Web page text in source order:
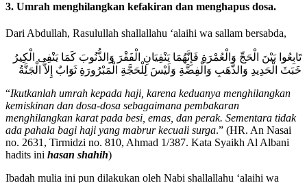
3. Umrah menghilangkan kefakiran dan menghapus dosa.
Dari Abdullah, Rasulullah shallallahu ‘alaihi wa sallam bersabda,
تَابِعُوا بَيْنَ الْحَجِّ وَالْعُمْرَةِ فَإِنَّهُمَا يَنْفِيَانِ الْفَقْرَ وَالذُّنُوبَ كَمَا يَنْفِى الْكِيرُ
خَبَثَ الْحَدِيدِ وَالذَّهَبِ وَالْفِضَّةِ وَلَيْسَ لِلْحَجَّةِ الْمَبْرُورَةِ ثَوَابٌ إِلاَّ الْجَنَّةُ
“Ikutkanlah umrah kepada haji, karena keduanya menghilangkan
kemiskinan dan dosa-dosa sebagaimana pembakaran
menghilangkan karat pada besi, emas, dan perak. Sementara tidak
ada pahala bagi haji yang mabrur kecuali surga.” (HR. An Nasai
no. 2631, Tirmidzi no. 810, Ahmad 1/387. Kata Syaikh Al Albani
hadits ini hasan shahih)
Ibadah mulia ini pun dilakukan oleh Nabi shallallahu ‘alaihi wa